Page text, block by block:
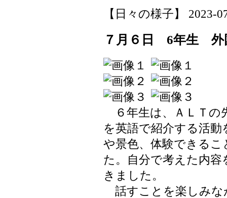
【日々の様子】 2023-
７月６日 6年生 外
６年生は、ＡＬＴの
を英語で紹介する活
や景色、体験できる
た。自分で考えた内
きました。
話すことを楽しみな